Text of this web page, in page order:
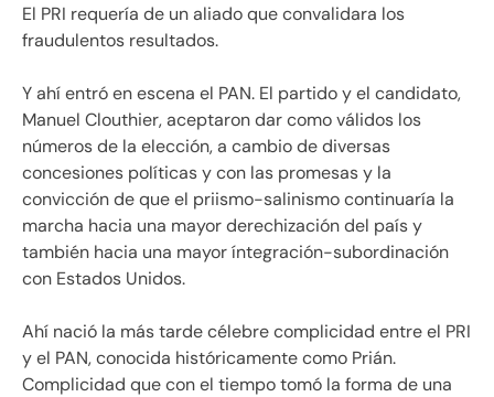
El PRI requería de un aliado que convalidara los
fraudulentos resultados.
Y ahí entró en escena el PAN. El partido y el candidato,
Manuel Clouthier, aceptaron dar como válidos los
números de la elección, a cambio de diversas
concesiones políticas y con las promesas y la
convicción de que el priismo-salinismo continuaría la
marcha hacia una mayor derechización del país y
también hacia una mayor íntegración-subordinación
con Estados Unidos.
Ahí nació la más tarde célebre complicidad entre el PRI
y el PAN, conocida históricamente como Prián.
Complicidad que con el tiempo tomó la forma de una